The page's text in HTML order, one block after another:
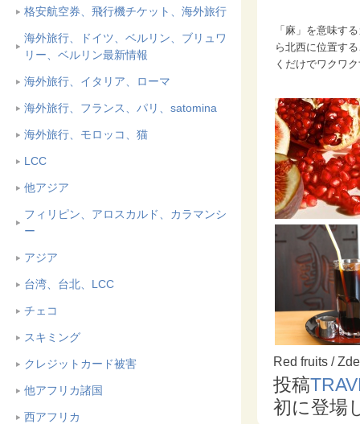
格安航空券、飛行機チケット、海外旅行
海外旅行、ドイツ、ベルリン、ブリュワ
リー、ベルリン最新情報
海外旅行、イタリア、ローマ
海外旅行、フランス、パリ、satomina
海外旅行、モロッコ、猫
LCC
他アジア
フィリピン、アロスカルド、カラマンシ
ー
アジア
台湾、台北、LCC
チェコ
スキミング
クレジットカード被害
他アフリカ諸国
西アフリカ
「麻」を意味す
ら北西に位置す
くだけでワクワ
Red fruits /
投稿
初に登場